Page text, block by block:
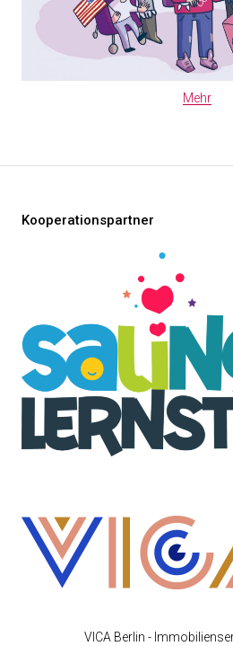
Mehr
Kooperationspartner
VICA Berlin -